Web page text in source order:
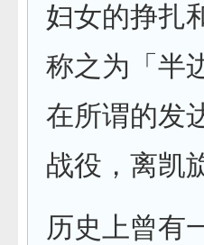
妇女的挣扎
称之为「半
在所谓的发
战役，离凯
历史上曾有